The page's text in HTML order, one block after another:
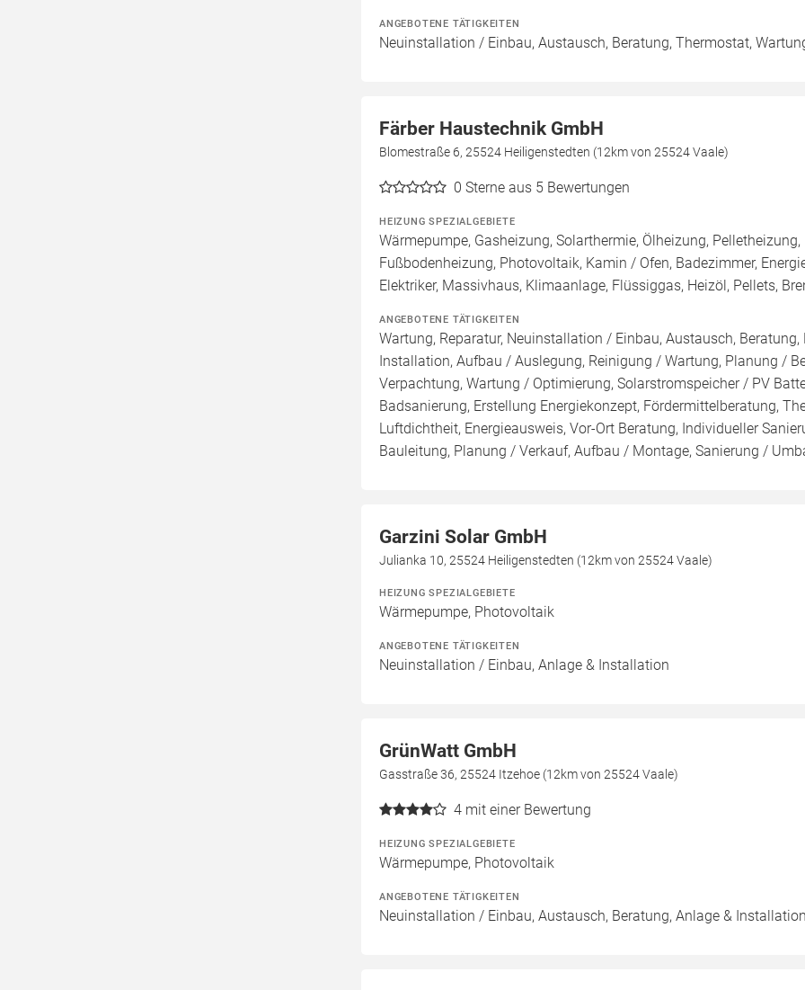
ANGEBOTENE TÄTIGKEITEN
Neuinstallation / Einbau, Austausch, Beratung, Thermostat,
Färber Haustechnik GmbH
Blomestraße 6, 25524 Heiligenstedten (12km von 25524 Vaale)
0 Sterne aus 5 Bewertungen
HEIZUNG SPEZIALGEBIETE
Wärmepumpe, Gasheizung, Solarthermie, Ölheizung,
Fußbodenheizung, Photovoltaik, Kamin / Ofen, Badezimmer,
Elektriker, Massivhaus, Klimaanlage, Flüssiggas, Heizöl, Pellets,
ANGEBOTENE TÄTIGKEITEN
Wartung, Reparatur, Neuinstallation / Einbau, Austausch,
Installation, Aufbau / Auslegung, Reinigung / Wartung, Planung /
Verpachtung, Wartung / Optimierung, Solarstromspeicher / PV
Badsanierung, Erstellung Energiekonzept, Fördermittelberatung,
Luftdichtheit, Energieausweis, Vor-Ort Beratung, Individueller
Bauleitung, Planung / Verkauf, Aufbau / Montage, Sanierung /
Garzini Solar GmbH
Julianka 10, 25524 Heiligenstedten (12km von 25524 Vaale)
HEIZUNG SPEZIALGEBIETE
Wärmepumpe, Photovoltaik
ANGEBOTENE TÄTIGKEITEN
Neuinstallation / Einbau, Anlage & Installation
GrünWatt GmbH
Gasstraße 36, 25524 Itzehoe (12km von 25524 Vaale)
4 mit einer Bewertung
HEIZUNG SPEZIALGEBIETE
Wärmepumpe, Photovoltaik
ANGEBOTENE TÄTIGKEITEN
Neuinstallation / Einbau, Austausch, Beratung, Anlage &